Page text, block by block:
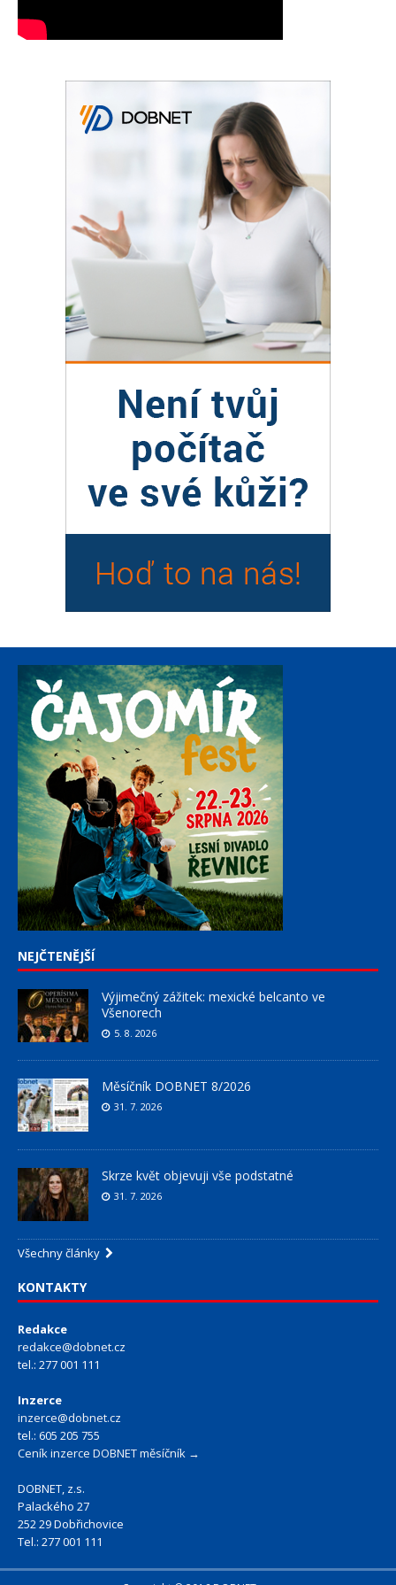
NEJČTENĚJŠÍ
Výjimečný zážitek: mexické belcanto ve
Všenorech
5. 8. 2026
Měsíčník DOBNET 8/2026
31. 7. 2026
Skrze květ objevuji vše podstatné
31. 7. 2026
Všechny články
KONTAKTY
Redakce
redakce@dobnet.cz
tel.: 277 001 111
Inzerce
inzerce@dobnet.cz
tel.: 605 205 755
Ceník inzerce DOBNET měsíčník →
DOBNET, z.s.
Palackého 27
252 29 Dobřichovice
Tel.: 277 001 111